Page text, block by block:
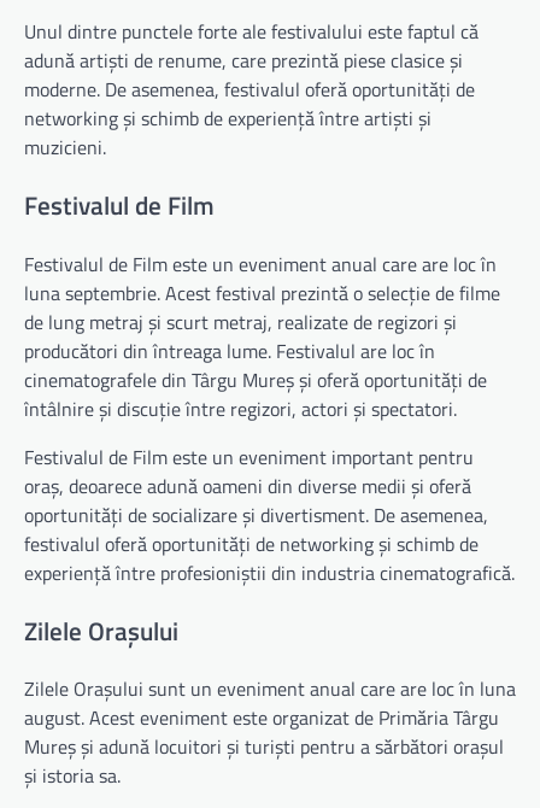
Unul dintre punctele forte ale festivalului este faptul că
adună artiști de renume, care prezintă piese clasice și
moderne. De asemenea, festivalul oferă oportunități de
networking și schimb de experiență între artiști și
muzicieni.
Festivalul de Film
Festivalul de Film este un eveniment anual care are loc în
luna septembrie. Acest festival prezintă o selecție de filme
de lung metraj și scurt metraj, realizate de regizori și
producători din întreaga lume. Festivalul are loc în
cinematografele din Târgu Mureș și oferă oportunități de
întâlnire și discuție între regizori, actori și spectatori.
Festivalul de Film este un eveniment important pentru
oraș, deoarece adună oameni din diverse medii și oferă
oportunități de socializare și divertisment. De asemenea,
festivalul oferă oportunități de networking și schimb de
experiență între profesioniștii din industria cinematografică.
Zilele Orașului
Zilele Orașului sunt un eveniment anual care are loc în luna
august. Acest eveniment este organizat de Primăria Târgu
Mureș și adună locuitori și turiști pentru a sărbători orașul
și istoria sa.